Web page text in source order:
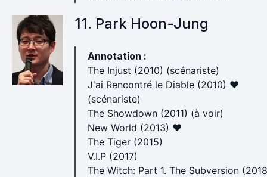
11. Park Hoon-Jung
Annotation :
The Injust (2010) (scénariste)
J'ai Rencontré le Diable (2010) ♥
(scénariste)
The Showdown (2011) (à voir)
New World (2013) ♥
The Tiger (2015)
V.I.P (2017)
The Witch: Part 1. The Subversion